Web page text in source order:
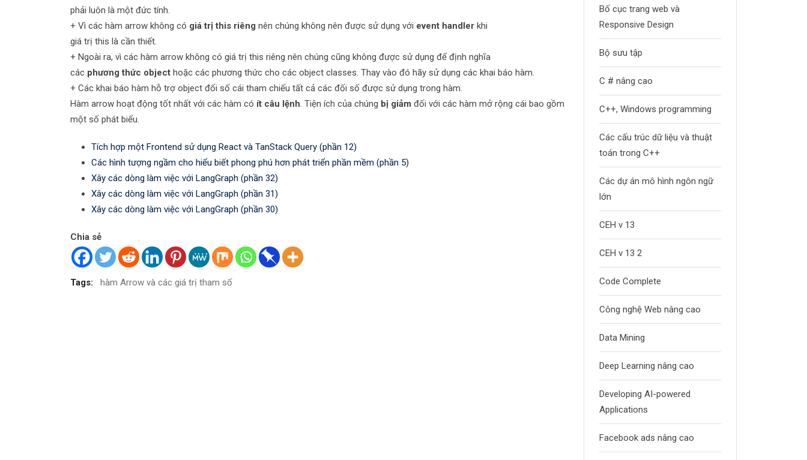
phải luôn là một đức tính.
+ Vì các hàm arrow không có giá trị this riêng nên chúng không nên được sử dụng với event handler khi
giá trị this là cần thiết.
+ Ngoài ra, vì các hàm arrow không có giá trị this riêng nên chúng cũng không được sử dụng để định nghĩa
các phương thức object hoặc các phương thức cho các object classes. Thay vào đó hãy sử dụng các khai báo hàm.
+ Các khai báo hàm hỗ trợ object đối số cái tham chiếu tất cả các đối số được sử dụng trong hàm.
Hàm arrow hoạt động tốt nhất với các hàm có ít câu lệnh. Tiện ích của chúng bị giảm đối với các hàm mở rộng cái bao gồm
một số phát biểu.
Tích hợp một Frontend sử dụng React và TanStack Query (phần 12)
Các hình tượng ngầm cho hiểu biết phong phú hơn phát triển phần mềm (phần 5)
Xây các dòng làm việc với LangGraph (phần 32)
Xây các dòng làm việc với LangGraph (phần 31)
Xây các dòng làm việc với LangGraph (phần 30)
Chia sẻ
Tags: hàm Arrow và các giá trị tham số
Bố cục trang web và
Responsive Design
Bộ sưu tập
C # nâng cao
C++, Windows programming
Các cấu trúc dữ liệu và thuật
toán trong C++
Các dự án mô hình ngôn ngữ
lớn
CEH v 13
CEH v 13 2
Code Complete
Công nghệ Web nâng cao
Data Mining
Deep Learning nâng cao
Developing AI-powered
Applications
Facebook ads nâng cao